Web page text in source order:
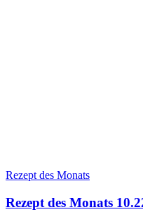
Rezept des Monats
Rezept des Monats